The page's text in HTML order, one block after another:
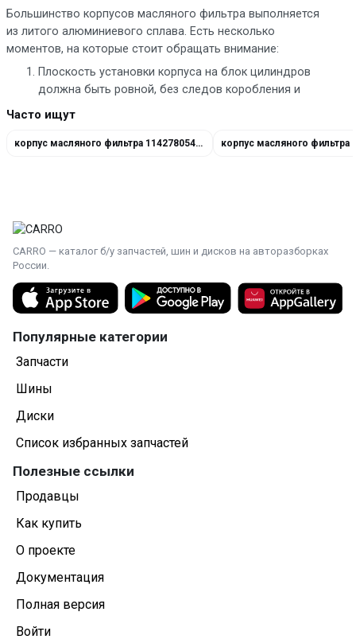
Большинство корпусов масляного фильтра выполняется
из литого алюминиевого сплава. Есть несколько
моментов, на которые стоит обращать внимание:
Плоскость установки корпуса на блок цилиндров
должна быть ровной, без следов коробления и
Запчасть должна быть чистой, чтобы была
возможность оценить состояние поверхности.
редукционного канала.
Крышка корпуса фильтра не должна быть
деформирована и прилегать к корпусу плотно.
Если на крышке установлена уплотнительная
прокладка, она должна быть эластичной, без
зазубрин и разрывов.
Точки крепления к блоку цилиндров совпадают со
Часто ищут
корпус масляного фильтра 11427805408 корпус масляного фильтра
CARRO — каталог б/у запчастей, шин и дисков на авторазборках
России.
Популярные категории
Запчасти
Шины
Диски
Список избранных запчастей
Полезные ссылки
Продавцы
Как купить
О проекте
Документация
Полная версия
Войти